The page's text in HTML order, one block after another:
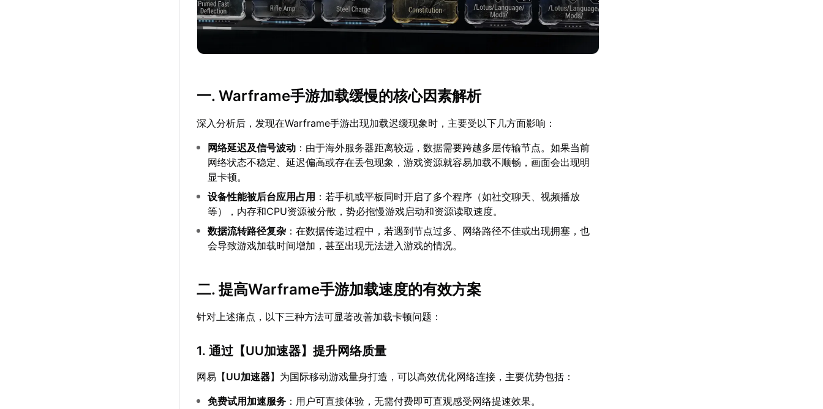
一. Warframe手游加载缓慢的核心因素解析
深入分析后，发现在Warframe手游出现加载迟缓现象时，主要受以下几方面影响：
网络延迟及信号波动 ：由于海外服务器距离较远，数据需要跨越多层传输节点。如果当前
网络状态不稳定、延迟偏高或存在丢包现象，游戏资源就容易加载不顺畅，画面会出现明
显卡顿。
设备性能被后台应用占用 ：若手机或平板同时开启了多个程序（如社交聊天、视频播放
等），内存和CPU资源被分散，势必拖慢游戏启动和资源读取速度。
数据流转路径复杂 ：在数据传递过程中，若遇到节点过多、网络路径不佳或出现拥塞，也
会导致游戏加载时间增加，甚至出现无法进入游戏的情况。
二. 提高Warframe手游加载速度的有效方案
针对上述痛点，以下三种方法可显著改善加载卡顿问题：
1. 通过【UU加速器】提升网络质量
网易【UU加速器】为国际移动游戏量身打造，可以高效优化网络连接，主要优势包括：
免费试用加速服务 ：用户可直接体验，无需付费即可直观感受网络提速效果。